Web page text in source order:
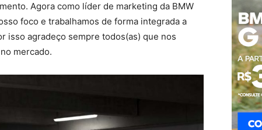
Agora como líder de marketing da BMW
foco e trabalhamos de forma integrada a
isso agradeço sempre todos(as) que nos
mercado.